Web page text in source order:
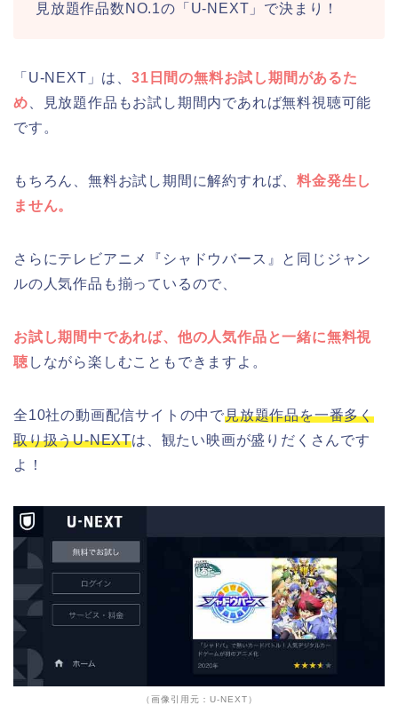
見放題作品数NO.1の「U-NEXT」で決まり！
「U-NEXT」は、 31日間の無料お試し期間があるた
め 、見放題作品もお試し期間内であれば無料視聴可能
です。
もちろん、無料お試し期間に解約すれば、料金発生し
ません。
さらにテレビアニメ『シャドウバース』と同じジャン
ルの人気作品も揃っているので、
お試し期間中であれば、他の人気作品と一緒に無料視
聴 しながら楽しむこともできますよ。
全10社の動画配信サイトの中で見放題作品を一番多く
取り扱うU-NEXTは、観たい映画が盛りだくさんです
よ！
（画像引用元：U-NEXT）